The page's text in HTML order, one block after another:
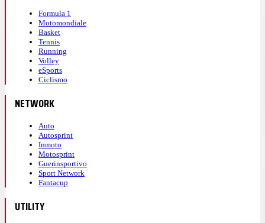
Formula 1
Motomondiale
Basket
Tennis
Running
Volley
eSports
Ciclismo
NETWORK
Auto
Autosprint
Inmoto
Motosprint
Guerinsportivo
Sport Network
Fantacup
UTILITY